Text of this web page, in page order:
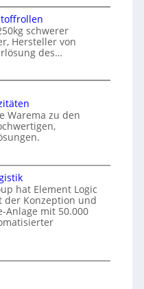
schwerer
Hersteller von
des…
Warema zu den
hat Element Logic
der Konzeption und
Anlage mit 50.000